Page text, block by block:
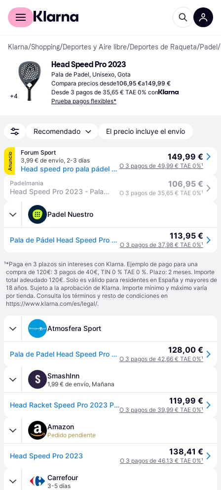
Comprar con Klarna
Klarna/Shopping/Deportes y Aire libre/Deportes de Raqueta/Padel /
+4
Head Speed Pro 2023
Pala de Padel, Unisexo, Gota
Compara precios desde106,95 €a149,99 €
Desde 3 pagos de 35,65 € TAE 0% con
Prueba pagos flexibles*
Recomendado El precio incluye el envío
Anuncio
Forum Sport
3,99 € de envío, 2-3 días
Head speed pro pala pádel adulto - UNICA
149,99 €
O 3 pagos de 49,99 € TAE 0%¹
Padelmania
Head Speed Pro 2023 - Palas de pádel Head
106,95 €
O 3 pagos de 35,65 € TAE 0%¹
Padel Nuestro
Pala de Pádel Head Speed Pro 2023 113,95 €
O 3 pagos de 37,98 € TAE 0%¹
¹*Paga en 3 plazos sin intereses con Klarna. Ejemplo de pago para una
compra de 120€: 3 pagos de 40€, TIN 0 % TAE 0 %. Plazo: 2 meses. Importe
total adeudado 120€. Solo es válido para residentes en España y mayores de
18 años. Sujeto a la aprobación de Klarna. Importe mínimo y máximo varía
por tienda. Consulta los términos y resto de condiciones en
https://www.klarna.com/es/legal/.
Atmosfera Sport
Pala de Padel Head Speed Pro 2023 Gris - Gainsboro - Talla única 128,00 €
O 3 pagos de 42,66 € TAE 0%¹
S SmashInn
1,99 € de envío, Mañana
Head Racket Speed Pro 2023 Padel Racket Plateado 119,99 €
O 3 pagos de 39,99 € TAE 0%¹
Amazon
Pedido pendiente
Head Speed Pro 2023 138,41 €
O 3 pagos de 46,13 € TAE 0%¹
Carrefour
3-5 días